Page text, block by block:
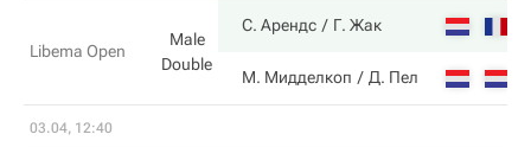
Libema Open
Male
Double
С. Арендс Г. Жак
М. Мидделкоп Д. Пел
03.04, 12:40